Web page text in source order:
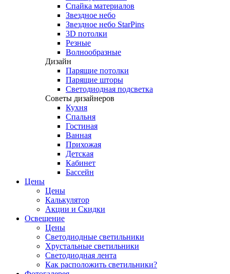
Спайка материалов
Звездное небо
Звездное небо StarPins
3D потолки
Резные
Волнообразные
Дизайн
Парящие потолки
Парящие шторы
Светодиодная подсветка
Советы дизайнеров
Кухня
Спальня
Гостиная
Ванная
Прихожая
Детская
Кабинет
Бассейн
Цены
Цены
Калькулятор
Акции и Скидки
Освещение
Цены
Светодиодные светильники
Хрустальные светильники
Светодиодная лента
Как расположить светильники?